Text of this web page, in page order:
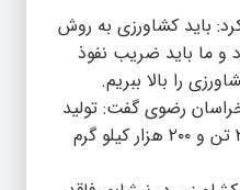
باید کشاورزی به روش
و ما باید ضریب نفوذ
را بالا ببریم.
رضوی گفت: تولید
گندم در هر هکتار در نیشابور ۳ تن و ۲۰۰ هزار کیلو گرم